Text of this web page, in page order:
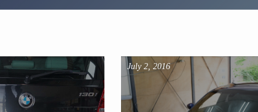
July 2 ,2016